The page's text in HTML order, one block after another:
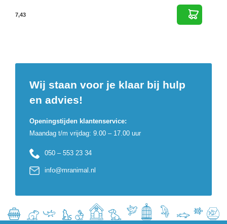
7,43
Wij staan voor je klaar bij hulp
en advies!
Openingstijden klantenservice:
Maandag t/m vrijdag: 9.00 – 17.00 uur
050 – 553 23 34
info@mranimal.nl